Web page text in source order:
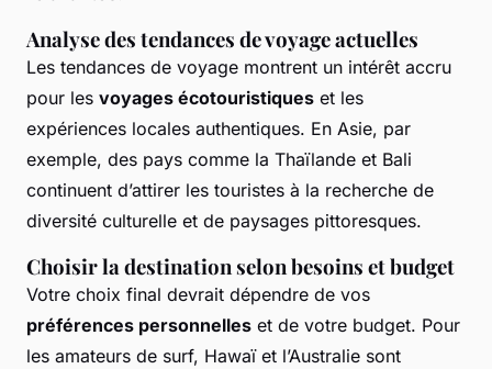
Analyse des tendances de voyage actuelles
Les tendances de voyage montrent un intérêt accru
pour les voyages écotouristiques et les
expériences locales authentiques. En Asie, par
exemple, des pays comme la Thaïlande et Bali
continuent d’attirer les touristes à la recherche de
diversité culturelle et de paysages pittoresques.
Choisir la destination selon besoins et budget
Votre choix final devrait dépendre de vos
préférences personnelles et de votre budget. Pour
les amateurs de surf, Hawaï et l’Australie sont